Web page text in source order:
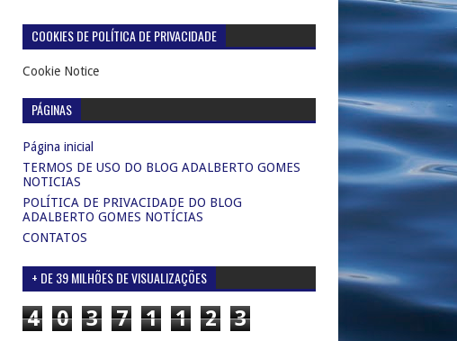
COOKIES DE POLÍTICA DE PRIVACIDADE
Cookie Notice
PÁGINAS
Página inicial
TERMOS DE USO DO BLOG ADALBERTO GOMES
NOTICIAS
POLÍTICA DE PRIVACIDADE DO BLOG
ADALBERTO GOMES NOTÍCIAS
CONTATOS
+ DE 39 MILHÕES DE VISUALIZAÇÕES
4 0 3 7 1 1 2 3